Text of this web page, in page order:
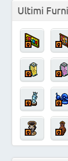
Ultimi Furni